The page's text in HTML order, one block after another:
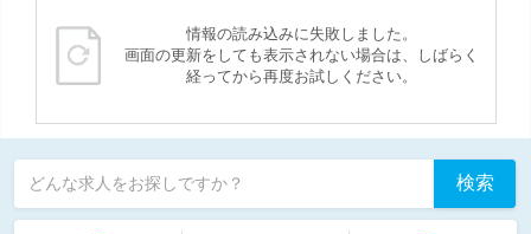
情報の読み込みに失敗しました。
画面の更新をしても表示されない場合は、しばらく
経ってから再度お試しください。
どんな求人をお探しですか？ 検索